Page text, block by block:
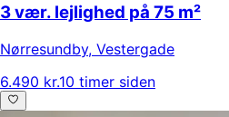
3 vær. lejlighed på 75 m²
Nørresundby, Vestergade
6.490 kr.10 timer siden